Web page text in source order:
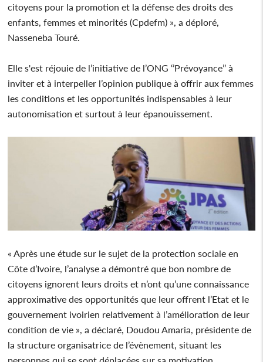
citoyens pour la promotion et la défense des droits des
enfants, femmes et minorités (Cpdefm) », a déploré,
Nasseneba Touré.
Elle s'est réjouie de l’initiative de l’ONG ‘’Prévoyance’’ à
inviter et à interpeller l’opinion publique à offrir aux femmes
les conditions et les opportunités indispensables à leur
autonomisation et surtout à leur épanouissement.
« Après une étude sur le sujet de la protection sociale en
Côte d’Ivoire, l’analyse a démontré que bon nombre de
citoyens ignorent leurs droits et n’ont qu’une connaissance
approximative des opportunités que leur offrent l’Etat et le
gouvernement ivoirien relativement à l’amélioration de leur
condition de vie », a déclaré, Doudou Amaria, présidente de
la structure organisatrice de l’évènement, situant les